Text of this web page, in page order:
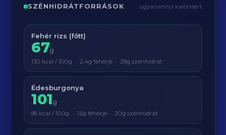
SZÉNHIDRÁTFORRÁSOK ugyanannyi kalóriáért
Fehér rizs (főtt)
67g
130 kcal / 100g · 2.4g fehérje · 28g szénhidrát
Édesburgonya
101g
86 kcal / 100g · 1.6g fehérje · 20g szénhidrát